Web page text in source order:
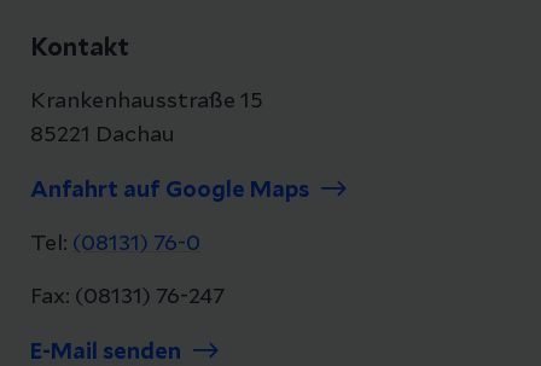
Kontakt
Krankenhausstraße 15
85221 Dachau
Anfahrt auf Google Maps
Tel: (08131) 76-0
Fax: (08131) 76-247
E-Mail senden